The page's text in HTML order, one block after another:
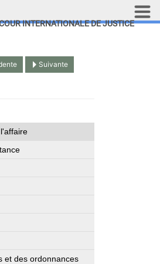
Aller au contenu principal
INTERNATIONALE DE JUSTICE
Suivante
et des ordonnances